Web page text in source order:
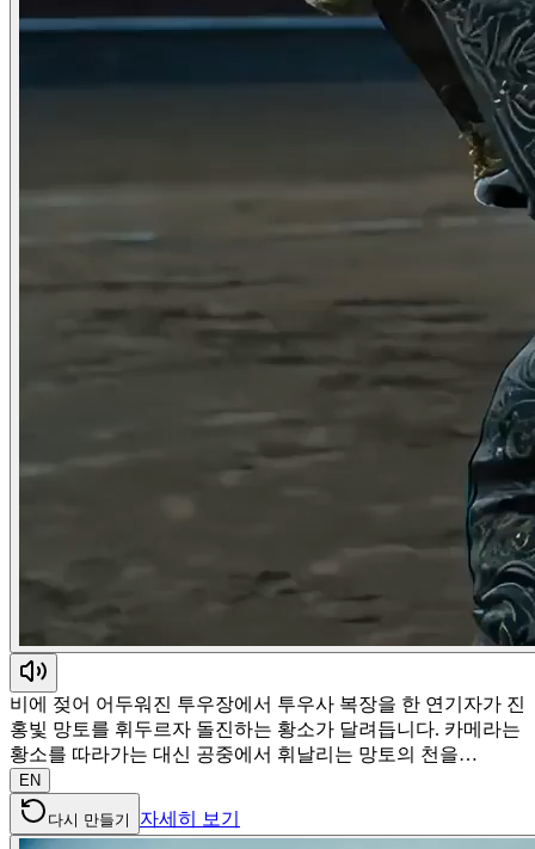
비에 젖어 어두워진 투우장에서 투우사 복장을 한 연기자가 진
홍빛 망토를 휘두르자 돌진하는 황소가 달려듭니다. 카메라는
황소를 따라가는 대신 공중에서 휘날리는 망토의 천을…
EN
다시 만들기 자세히 보기